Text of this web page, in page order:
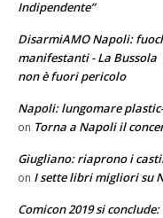
Indipendente”
DisarmiAMO Napoli:
manifestanti - La Bussola
non è fuori pericolo
Napoli: lungomare
on Torna a Napoli il
Giugliano: riaprono i
on I sette libri migliori su
Comicon 2019 si